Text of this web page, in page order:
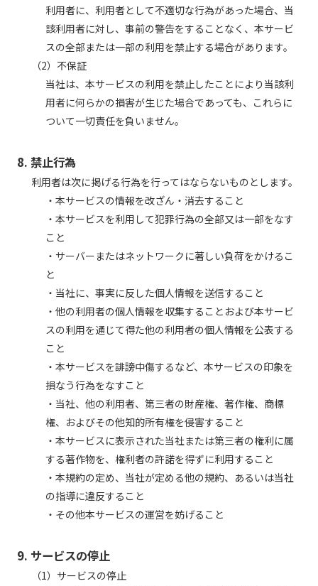
利用者に、利用者として不適切な行為があった場合、当
該利用者に対し、事前の警告をすることなく、本サービ
スの全部または一部の利用を禁止する場合があります。
（2）不保証
当社は、本サービスの利用を禁止したことにより当該利
用者に何らかの損害が生じた場合であっても、これらに
ついて一切責任を負いません。
8. 禁止行為
利用者は次に掲げる行為を行ってはならないものとします。
・本サービスの情報を改ざん・消去すること
・本サービスを利用して犯罪行為の全部又は一部をなす
こと
・サーバーまたはネットワークに著しい負荷をかけるこ
と
・当社に、事実に反した個人情報を送信すること
・他の利用者の個人情報を収集することおよび本サービ
スの利用を通じて得た他の利用者の個人情報を公表する
こと
・本サービスを誹謗中傷するなど、本サービスの印象を
損なう行為をなすこと
・当社、他の利用者、第三者の財産権、著作権、商標
権、およびその他知的所有権を侵害すること
・本サービスに表示された当社または第三者の権利に属
する著作物を、権利者の許諾を得ずに利用すること
・本規約の定め、当社が定める他の規約、あるいは当社
の指導に違反すること
・その他本サービスの運営を妨げること
9. サービスの停止
（1）サービスの停止